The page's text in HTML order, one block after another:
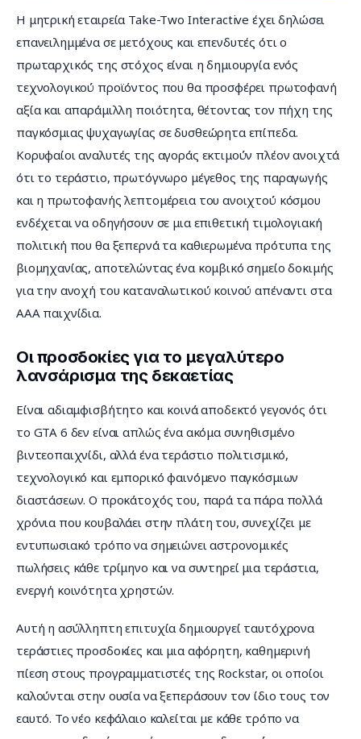
Η μητρική εταιρεία Take-Two Interactive έχει δηλώσει
επανειλημμένα σε μετόχους και επενδυτές ότι ο
πρωταρχικός της στόχος είναι η δημιουργία ενός
τεχνολογικού προϊόντος που θα προσφέρει πρωτοφανή
αξία και απαράμιλλη ποιότητα, θέτοντας τον πήχη της
παγκόσμιας ψυχαγωγίας σε δυσθεώρητα επίπεδα.
Κορυφαίοι αναλυτές της αγοράς εκτιμούν πλέον ανοιχτά
ότι το τεράστιο, πρωτόγνωρο μέγεθος της παραγωγής
και η πρωτοφανής λεπτομέρεια του ανοιχτού κόσμου
ενδέχεται να οδηγήσουν σε μια επιθετική τιμολογιακή
πολιτική που θα ξεπερνά τα καθιερωμένα πρότυπα της
βιομηχανίας, αποτελώντας ένα κομβικό σημείο δοκιμής
για την ανοχή του καταναλωτικού κοινού απέναντι στα
ΑΑΑ παιχνίδια.
Οι προσδοκίες για το μεγαλύτερο
λανσάρισμα της δεκαετίας
Είναι αδιαμφισβήτητο και κοινά αποδεκτό γεγονός ότι
το GTA 6 δεν είναι απλώς ένα ακόμα συνηθισμένο
βιντεοπαιχνίδι, αλλά ένα τεράστιο πολιτισμικό,
τεχνολογικό και εμπορικό φαινόμενο παγκόσμιων
διαστάσεων. Ο προκάτοχός του, παρά τα πάρα πολλά
χρόνια που κουβαλάει στην πλάτη του, συνεχίζει με
εντυπωσιακό τρόπο να σημειώνει αστρονομικές
πωλήσεις κάθε τρίμηνο και να συντηρεί μια τεράστια,
ενεργή κοινότητα χρηστών.
Αυτή η ασύλληπτη επιτυχία δημιουργεί ταυτόχρονα
τεράστιες προσδοκίες και μια αφόρητη, καθημερινή
πίεση στους προγραμματιστές της Rockstar, οι οποίοι
καλούνται στην ουσία να ξεπεράσουν τον ίδιο τους τον
εαυτό. Το νέο κεφάλαιο καλείται με κάθε τρόπο να